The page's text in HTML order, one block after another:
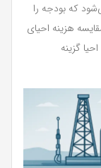
که بودجه را
هزینه احیای
گزینه